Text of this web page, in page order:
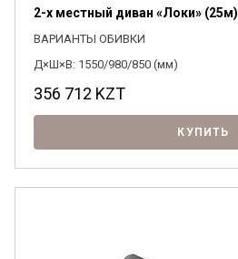
2-х местный диван «Локи» (25м)
ВАРИАНТЫ ОБИВКИ
Д×Ш×В: 1550/980/850 (мм)
356 712 KZT
КУПИТЬ